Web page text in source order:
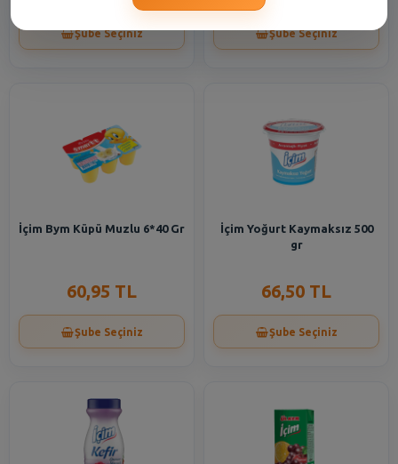
Şube Seçiniz Şube Seçiniz
İçim Bym Küpü Muzlu 6*40 Gr
60,95 TL
Şube Seçiniz
İçim Yoğurt Kaymaksız 500
gr
66,50 TL
Şube Seçiniz